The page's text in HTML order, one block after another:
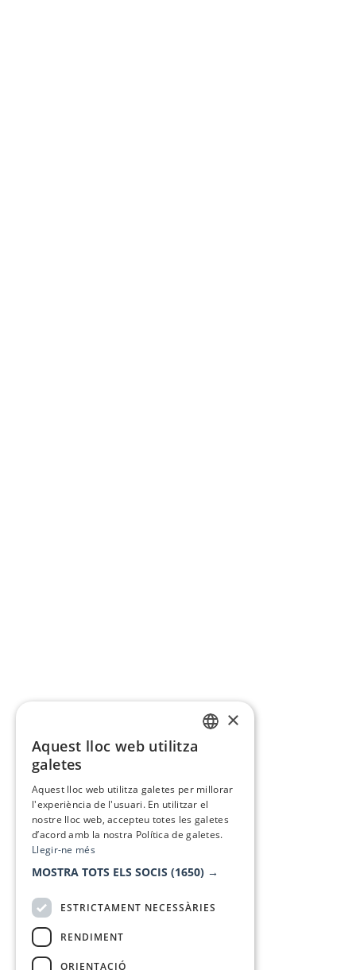
×
Aquest lloc web utilitza
galetes
Aquest lloc web utilitza galetes per millorar
l'experiència de l'usuari. En utilitzar el
nostre lloc web, accepteu totes les galetes
d’acord amb la nostra Política de galetes.
Llegir-ne més
MOSTRA TOTS ELS SOCIS (1650) →
ESTRICTAMENT NECESSÀRIES
RENDIMENT
ORIENTACIÓ